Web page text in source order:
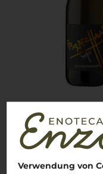
Verwendung von
2020
Franz Haas Lagrein
Weingut Franz Haas